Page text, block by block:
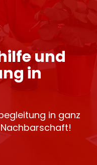
und
in
in ganz